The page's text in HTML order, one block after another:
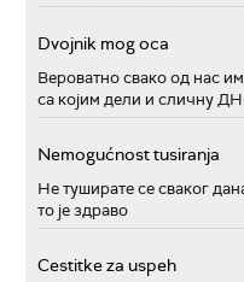
Dvojnik mog oca
Вероватно свако од нас
са којим дели и сличну
Nemogućnost tusiranja
Не туширате се сваког
то је здраво
Cestitke za uspeh